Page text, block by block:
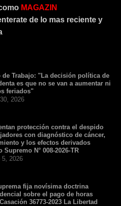
MAGAZIN
de lo mas reciente y
de Trabajo: "La decisión política de
es que no se van a aumentar ni
feriados"
2026
protección contra el despido
con diagnóstico de cáncer,
y los efectos derivados
Supremo N° 008-2026-TR
5, 2026
fija novísima doctrina
sobre el pago de horas
36773-2023 La Libertad